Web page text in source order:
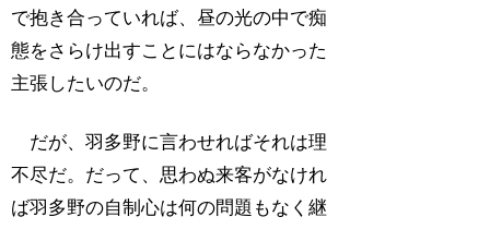
で抱き合っていれば、昼の光の中で痴
態をさらけ出すことにはならなかった
主張したいのだ。
だが、羽多野に言わせればそれは理
不尽だ。だって、思わぬ来客がなけれ
ば羽多野の自制心は何の問題もなく継